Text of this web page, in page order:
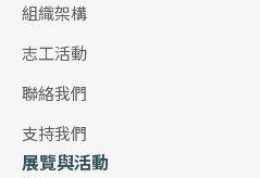
組織架構
志工活動
聯絡我們
支持我們
展覽與活動